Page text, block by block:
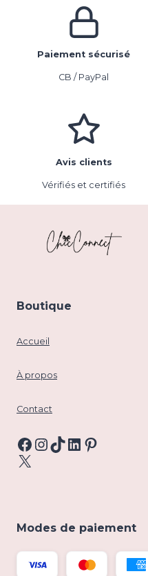
Paiement sécurisé
CB / PayPal
Avis clients
Vérifiés et certifiés
Boutique
Accueil
À propos
Contact
Facebook
Instagram
TikTok
LinkedIn
Pinterest
X
Modes de paiement